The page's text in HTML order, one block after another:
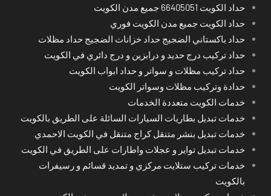
حداد الكويت 66405051 جميع مدن الكويت
حداد الكويت جميع مدن الكويت فوري
حداد باكستاني الضجيج حداد خزانات الضجيج حداد مظلات
حداد تركيب درج حديد و درابزين و درج دائري في الكويت
حداد تركيب مظلات و سواتر و حداد ابواب الكويت
حدادة وتركيب مظلات وسواتر الكويت
خدمات الكويت متعددة الخدمات
خدمات تبديل بطاريات السيارات السائلة على الطريق بالكويت
خدمات تبديل بنشر متنقل كراج متنقل في الكويت الاحمدي
خدمات تبديل تواير و عجلات واطارات على الطريق في الكويت
خدمات تركيب ستلايت مركزي و تمديد قسائم و رسيفرات
بالكويت